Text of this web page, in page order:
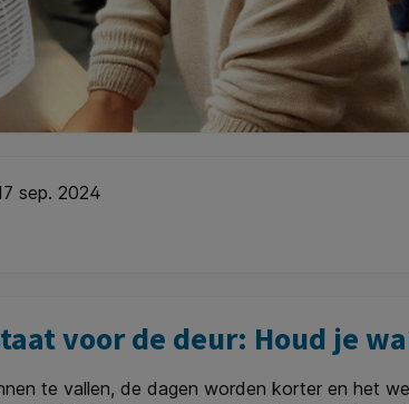
sep. 2024
voor de deur: Houd je
te vallen, de dagen worden korter en het